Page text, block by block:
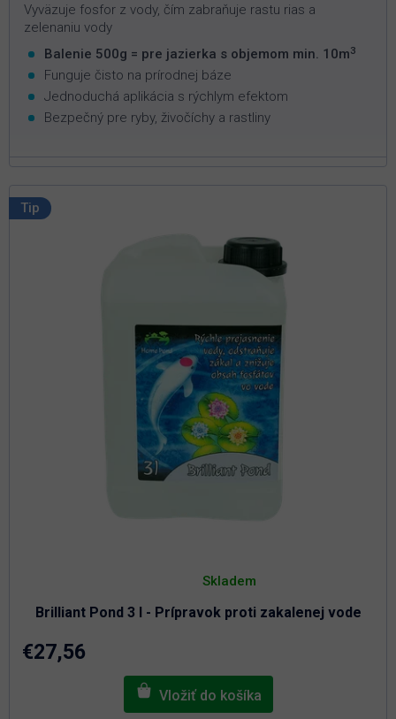
Vyväzuje fosfor z vody, čím zabraňuje rastu rias a
zelenaniu vody
Balenie 500g = pre jazierka s objemom min. 10m3
Funguje čisto na prírodnej báze
Jednoduchá aplikácia s rýchlym efektom
Bezpečný pre ryby, živočíchy a rastliny
Tip
Brilliant Pond 3 l - Prípravok proti zakalenej vode
hodnotenie
je
5,0
Skladem
€27,56